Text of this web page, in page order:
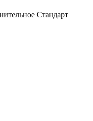
Стандарт